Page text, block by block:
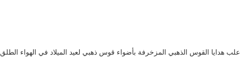
علب هدايا القوس الذهبي المزخرفة بأضواء قوس ذهبي لعيد الميلاد في الهواء الطلق